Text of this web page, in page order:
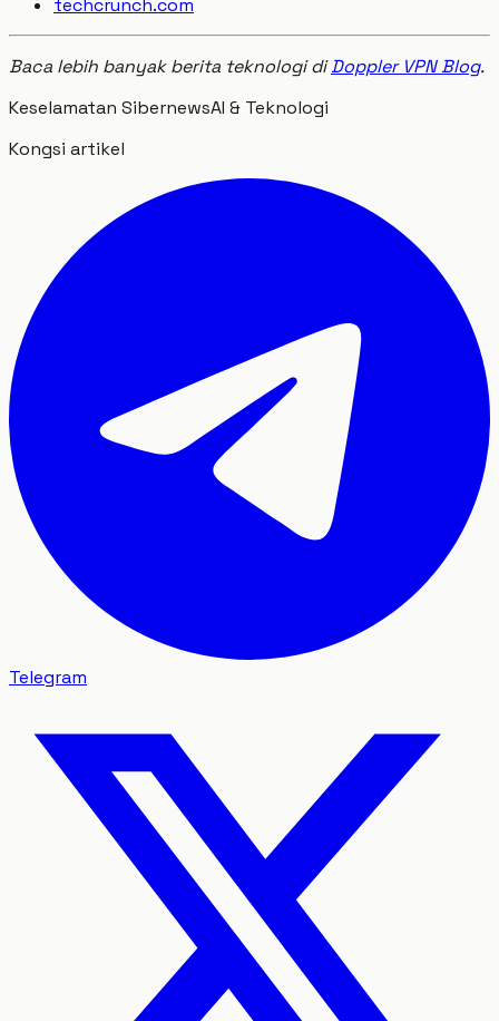
Baca lebih banyak berita teknologi diDoppler VPN Blog.
Keselamatan SibernewsAI & Teknologi
Kongsi artikel
Telegram